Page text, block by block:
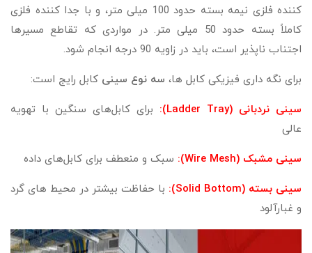
کننده فلزی نیمه‌ بسته حدود 100 میلی‌ متر، و با جدا کننده فلزی
کاملاً بسته حدود 50 میلی‌ متر. در مواردی که تقاطع مسیرها
اجتناب‌ ناپذیر است، باید در زاویه 90 درجه انجام شود.
برای نگه‌ داری فیزیکی کابل‌ ها، سه نوع سینی کابل رایج است:
سینی نردبانی (Ladder Tray):
برای کابل‌های سنگین با تهویه
عالی
سینی مشبک (Wire Mesh): سبک و منعطف برای کابل‌های داده
سینی بسته (Solid Bottom):
با حفاظت بیشتر در محیط‌ های گرد
و غبارآلود